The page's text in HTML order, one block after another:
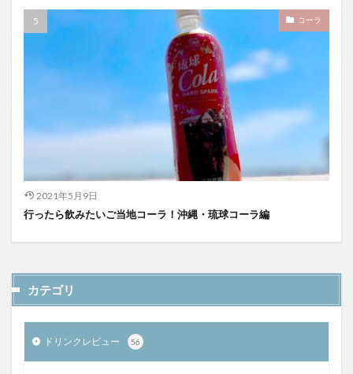
コーラ
2021年5月9日
行ったら飲みたいご当地コーラ！沖縄・琉球コーラ編
カテゴリ
ドリンクレビュー 56